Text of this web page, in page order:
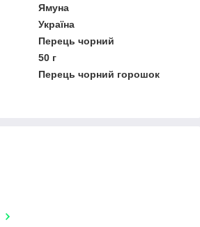
Ямуна
Україна
Перець чорний
50 г
Перець чорний горошок